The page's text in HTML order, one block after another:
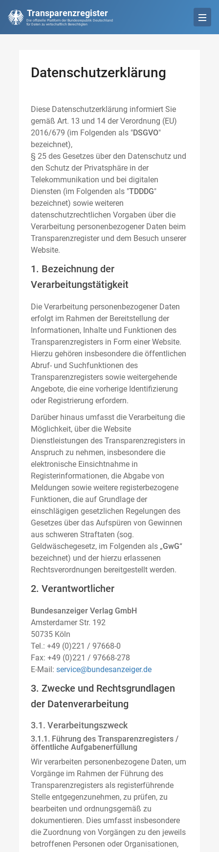
Transparenzregister
Die offizielle Plattform der Bundesrepublik Deutschland
für Daten zu wirtschaftlich Berechtigten
Datenschutzerklärung
Diese Datenschutzerklärung informiert Sie
gemäß Art. 13 und 14 der Verordnung (EU)
2016/679 (im Folgenden als "DSGVO"
bezeichnet),
§ 25 des Gesetzes über den Datenschutz und
den Schutz der Privatsphäre in der
Telekommunikation und bei digitalen
Diensten (im Folgenden als "TDDDG"
bezeichnet) sowie weiteren
datenschutzrechtlichen Vorgaben über die
Verarbeitung personenbezogener Daten beim
Transparenzregister und dem Besuch unserer
Website.
1. Bezeichnung der
Verarbeitungstätigkeit
Die Verarbeitung personenbezogener Daten
erfolgt im Rahmen der Bereitstellung der
Informationen, Inhalte und Funktionen des
Transparenzregisters in Form einer Website.
Hierzu gehören insbesondere die öffentlichen
Abruf- und Suchfunktionen des
Transparenzregisters sowie weitergehende
Angebote, die eine vorherige Identifizierung
oder Registrierung erfordern.
Darüber hinaus umfasst die Verarbeitung die
Möglichkeit, über die Website
Dienstleistungen des Transparenzregisters in
Anspruch zu nehmen, insbesondere die
elektronische Einsichtnahme in
Registerinformationen, die Abgabe von
Meldungen sowie weitere registerbezogene
Funktionen, die auf Grundlage der
einschlägigen gesetzlichen Regelungen des
Gesetzes über das Aufspüren von Gewinnen
aus schweren Straftaten (sog.
Geldwäschegesetz, im Folgenden als „GwG“
bezeichnet) und der hierzu erlassenen
Rechtsverordnungen bereitgestellt werden.
2. Verantwortlicher
Bundesanzeiger Verlag GmbH
Amsterdamer Str. 192
50735 Köln
Tel.: +49 (0)221 / 97668-0
Fax: +49 (0)221 / 97668-278
E-Mail: service@bundesanzeiger.de
3. Zwecke und Rechtsgrundlagen
der Datenverarbeitung
3.1. Verarbeitungszweck
3.1.1. Führung des Transparenzregisters /
öffentliche Aufgabenerfüllung
Wir verarbeiten personenbezogene Daten, um
Vorgänge im Rahmen der Führung des
Transparenzregisters als registerführende
Stelle entgegenzunehmen, zu prüfen, zu
bearbeiten und ordnungsgemäß zu
dokumentieren. Dies umfasst insbesondere
die Zuordnung von Vorgängen zu den jeweils
betroffenen Personen oder Organisationen,